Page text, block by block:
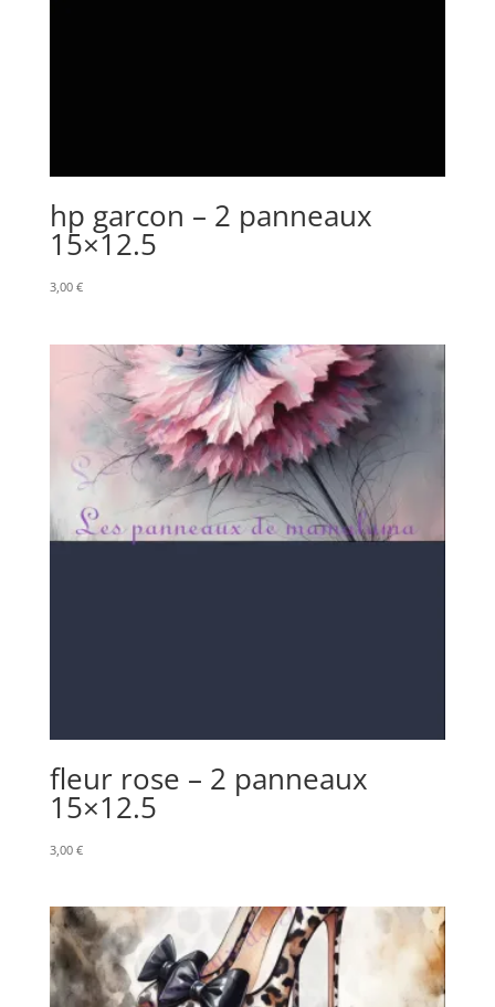
hp garcon – 2 panneaux
15×12.5
3,00 €
fleur rose – 2 panneaux
15×12.5
3,00 €